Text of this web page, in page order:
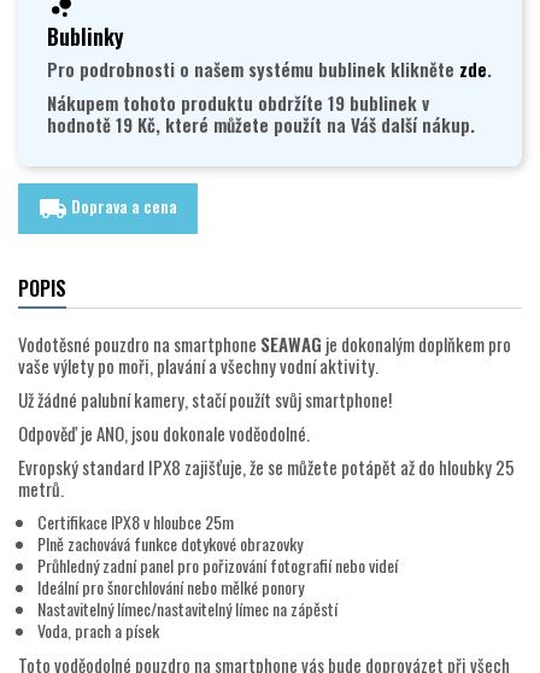
Bublinky
Pro podrobnosti o našem systému bublinek klikněte zde.
Nákupem tohoto produktu obdržíte 19 bublinek v
hodnotě 19 Kč, které můžete použít na Váš další nákup.
local_shipping Doprava a cena
POPIS
Vodotěsné pouzdro na smartphone SEAWAG je dokonalým doplňkem pro
vaše výlety po moři, plavání a všechny vodní aktivity.
Už žádné palubní kamery, stačí použít svůj smartphone!
Odpověď je ANO, jsou dokonale voděodolné.
Evropský standard IPX8 zajišťuje, že se můžete potápět až do hloubky 25
metrů.
Certifikace IPX8 v hloubce 25m
Plně zachovává funkce dotykové obrazovky
Průhledný zadní panel pro pořizování fotografií nebo videí
Ideální pro šnorchlování nebo mělké ponory
Nastavitelný límec/nastavitelný límec na zápěstí
Voda, prach a písek
Toto voděodolné pouzdro na smartphone vás bude doprovázet při všech